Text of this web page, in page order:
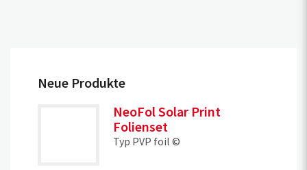
Neue Produkte
NeoFol Solar Print
Folienset
Typ PVP foil ©